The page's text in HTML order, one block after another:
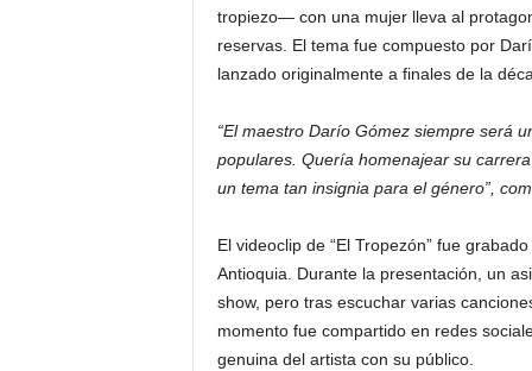
tropiezo— con una mujer lleva al
reservas. El tema fue compuesto por
lanzado originalmente a finales de la
“El maestro Darío Gómez siempre será
populares. Quería homenajear su
un tema tan insignia para el género”,
El videoclip de “El Tropezón” fue
Antioquia. Durante la presentación, un
show, pero tras escuchar varias
momento fue compartido en redes
genuina del artista con su público.